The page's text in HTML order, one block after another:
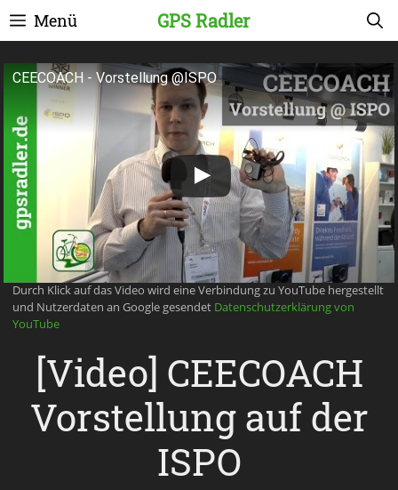
Zum
Inhalt
springen
GPS Radler
Menü
CEECOACH - Vorstellung @ISPO
Durch Klick auf das Video wird eine Verbindung zu YouTube hergestellt
und Nutzerdaten an Google gesendet Datenschutzerklärung von
YouTube
[Video] CEECOACH
Vorstellung auf der
ISPO